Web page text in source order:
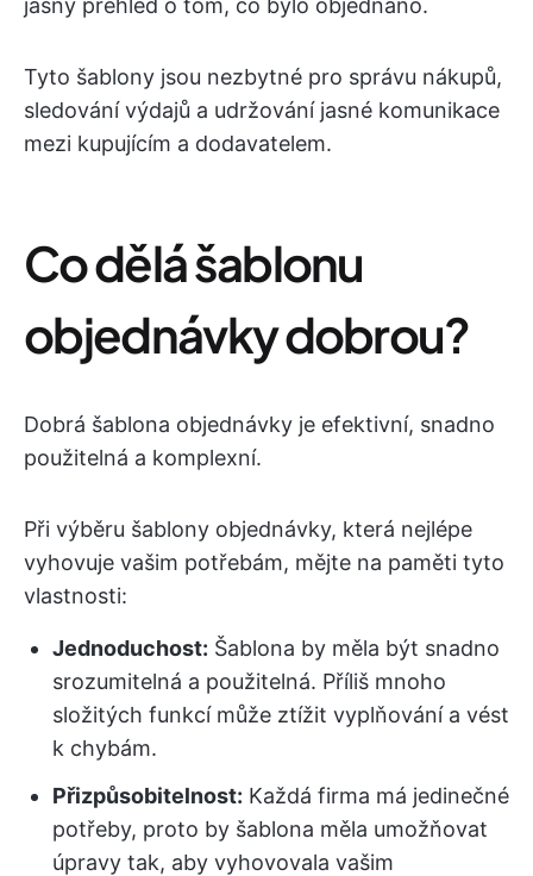
jasný přehled o tom, co bylo objednáno.
Tyto šablony jsou nezbytné pro správu nákupů,
sledování výdajů a udržování jasné komunikace
mezi kupujícím a dodavatelem.
Co dělá šablonu
objednávky dobrou?
Dobrá šablona objednávky je efektivní, snadno
použitelná a komplexní.
Při výběru šablony objednávky, která nejlépe
vyhovuje vašim potřebám, mějte na paměti tyto
vlastnosti:
Jednoduchost: Šablona by měla být snadno
srozumitelná a použitelná. Příliš mnoho
složitých funkcí může ztížit vyplňování a vést
k chybám.
Přizpůsobitelnost: Každá firma má jedinečné
potřeby, proto by šablona měla umožňovat
úpravy tak, aby vyhovovala vašim